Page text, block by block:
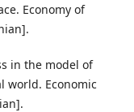
Economy of
in the model of
world. Economic